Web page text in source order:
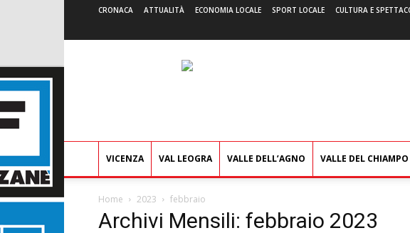
CRONACA ATTUALITÀ ECONOMIA LOCALE SPORT LOCALE CULTURA E
VICENZA VAL LEOGRA VALLE DELL’AGNO VALLE DEL CHIAMPO
Home 2023 febbraio
Archivi Mensili: febbraio 2023